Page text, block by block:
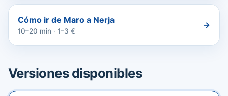
Cómo ir de Maro a Nerja
10–20 min · 1–3 €
→
Versiones disponibles